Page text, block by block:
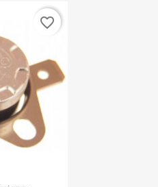
favorite_border